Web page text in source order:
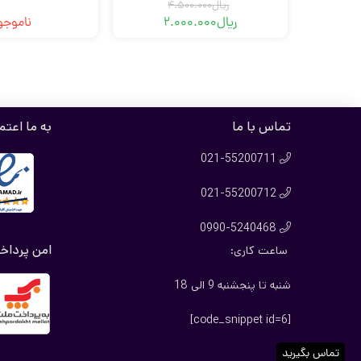
ریال4.500.000
ریال2.000.000
تماس با ما

021-55200711

021-55200712

0990-5240468
ساعت کاری:
شنبه تا پنجشنبه 9 الی 18
[code_snippet id=6]
به ما
امن
تماس بگیرید